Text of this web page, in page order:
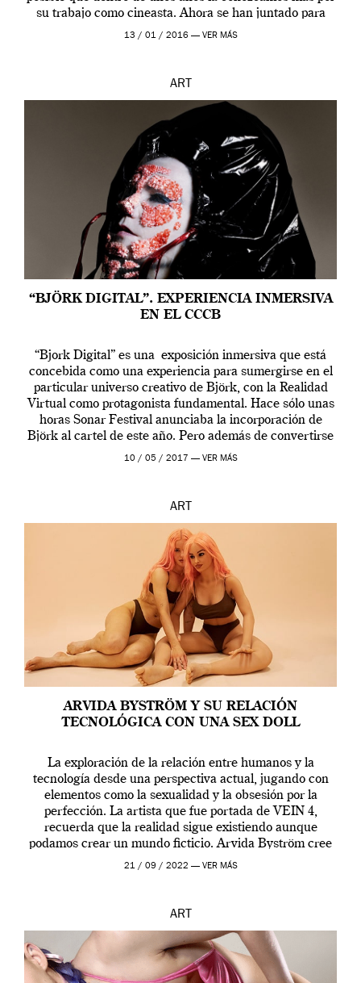
su trabajo como cineasta. Ahora se han juntado para
contarnos una […]
13 / 01 / 2016 — VER MÁS
ART
“BJÖRK DIGITAL”. EXPERIENCIA INMERSIVA
EN EL CCCB
“Bjork Digital” es una exposición inmersiva que está
concebida como una experiencia para sumergirse en el
particular universo creativo de Björk, con la Realidad
Virtual como protagonista fundamental. Hace sólo unas
horas Sonar Festival anunciaba la incorporación de
Björk al cartel de este año. Pero además de convertirse
en una de las actuaciones más relevantes […]
10 / 05 / 2017 — VER MÁS
ART
ARVIDA BYSTRÖM Y SU RELACIÓN
TECNOLÓGICA CON UNA SEX DOLL
La exploración de la relación entre humanos y la
tecnología desde una perspectiva actual, jugando con
elementos como la sexualidad y la obsesión por la
perfección. La artista que fue portada de VEIN 4,
recuerda que la realidad sigue existiendo aunque
podamos crear un mundo ficticio. Arvida Byström cree
que los humanos tienen un complejo […]
21 / 09 / 2022 — VER MÁS
ART